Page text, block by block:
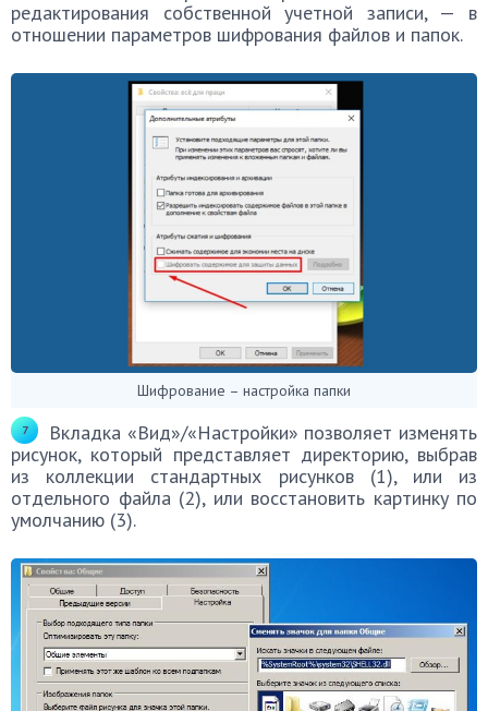
редактирования собственной учетной записи, — в
отношении параметров шифрования файлов и папок.
Шифрование – настройка папки
Вкладка «Вид»/«Настройки» позволяет изменять
рисунок, который представляет директорию, выбрав
из коллекции стандартных рисунков (1), или из
отдельного файла (2), или восстановить картинку по
умолчанию (3).